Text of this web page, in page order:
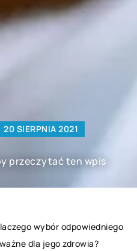
20 SIERPNIA 2021
przeczytać ten wpis
wybór odpowiedniego
dla jego zdrowia?